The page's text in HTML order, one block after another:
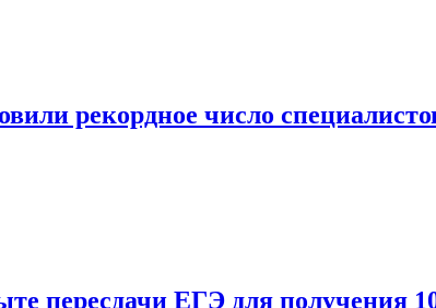
рекордное число
пересдачи ЕГЭ для получения